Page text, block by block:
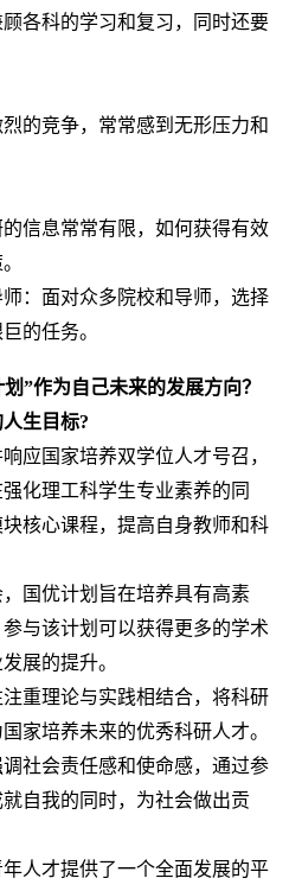
各科的学习和复习，同时还要
的竞争，常常感到无形压力和
信息常常有限，如何获得有效
：面对众多院校和导师，选择
的任务。
”作为自己未来的发展方向？
人生 目标?
应国家培养双学位人才号召，
化理工科学生专业素养的同
核心课程，提高自身教师和科
国优计划旨在培养具有高素
与该计划可以获得更多的学术
展的提升。
重理论与实践相结合，将科研
家培养未来的优秀科研人才。
社会责任感和使命感，通过参
自我的同时，为社会做出贡
人才提供了一个全面发展的平